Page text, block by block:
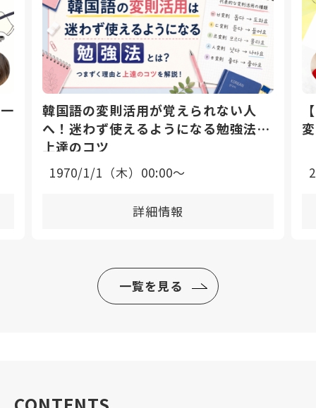
韓国語の変則活用が覚えられない人
へ！迷わず使えるようになる勉強法と
上達のコツ
1970/1/1（木）00:00〜
詳細情報
一覧を見る